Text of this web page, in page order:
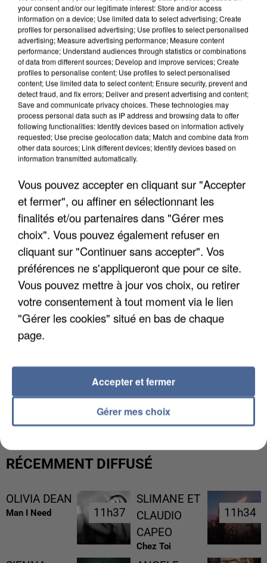
L’UN DES FONDATEURS SUPPOSÉS DE LA DZ
UN SECOND CADRE DE LA DZ MAFIA
INTERPELLÉ EN ALGÉRIE
RÉCEMMENT DIFFUSÉ
OLIVIA DEAN
Man I Need 11h37
11h37
SLIMANE ET
CLAUDIO
CAPEO
Chez Toi
11h34
11h34
your consent and/or our legitimate interest: Store and/or access
information on a device; Use limited data to select advertising; Create
profiles for personalised advertising; Use profiles to select personalised
advertising; Measure advertising performance; Measure content
performance; Understand audiences through statistics or combinations
of data from different sources; Develop and improve services; Create
profiles to personalise content; Use profiles to select personalised
content; Use limited data to select content; Ensure security, prevent and
detect fraud, and fix errors; Deliver and present advertising and content;
Save and communicate privacy choices. These technologies may
process personal data such as IP address and browsing data to offer
following functionalities: Identify devices based on information actively
requested; Use precise geolocation data; Match and combine data from
other data sources; Link different devices; Identify devices based on
information transmitted automatically.
Vous pouvez accepter en cliquant sur "Accepter
et fermer", ou affiner en sélectionnant les
finalités et/ou partenaires dans "Gérer mes
choix". Vous pouvez également refuser en
cliquant sur "Continuer sans accepter". Vos
préférences ne s'appliqueront que pour ce site.
Vous pouvez mettre à jour vos choix, ou retirer
votre consentement à tout moment via le lien
"Gérer les cookies" situé en bas de chaque
page.
Gérer mes choix
Accepter et fermer